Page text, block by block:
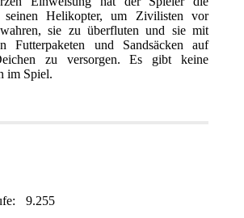
Helikopter, um Zivilisten vor
sie zu überfluten und sie mit
Futterpaketen und Sandsäcken auf
zu versorgen. Es gibt keine
im Spiel.
9.255